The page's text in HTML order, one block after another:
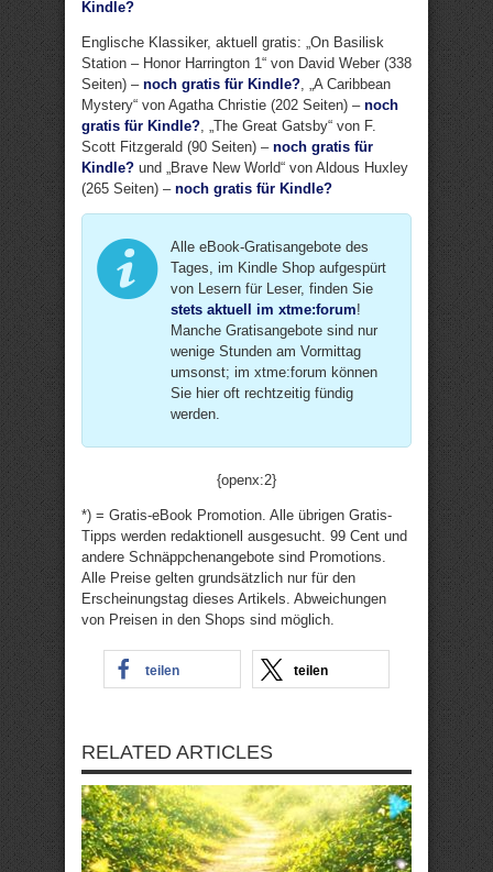
Kindle?
Englische Klassiker, aktuell gratis: „On Basilisk
Station – Honor Harrington 1“ von David Weber (338
Seiten) – noch gratis für Kindle? , „A Caribbean
Mystery“ von Agatha Christie (202 Seiten) – noch
gratis für Kindle? , „The Great Gatsby“ von F.
Scott Fitzgerald (90 Seiten) – noch gratis für
Kindle? und „Brave New World“ von Aldous Huxley
(265 Seiten) – noch gratis für Kindle?
Alle eBook-Gratisangebote des
Tages, im Kindle Shop aufgespürt
von Lesern für Leser, finden Sie
stets aktuell im xtme:forum!
Manche Gratisangebote sind nur
wenige Stunden am Vormittag
umsonst; im xtme:forum können
Sie hier oft rechtzeitig fündig
werden.
{openx:2}
*) = Gratis-eBook Promotion. Alle übrigen Gratis-
Tipps werden redaktionell ausgesucht. 99 Cent und
andere Schnäppchenangebote sind Promotions.
Alle Preise gelten grundsätzlich nur für den
Erscheinungstag dieses Artikels. Abweichungen
von Preisen in den Shops sind möglich.
teilen teilen
RELATED ARTICLES